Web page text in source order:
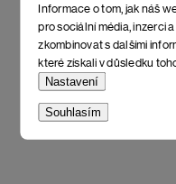
Informace o tom, jak náš
pro sociální média, inzerci
zkombinovat s dalšími
které získali v důsledku
Nastavení
Souhlasím